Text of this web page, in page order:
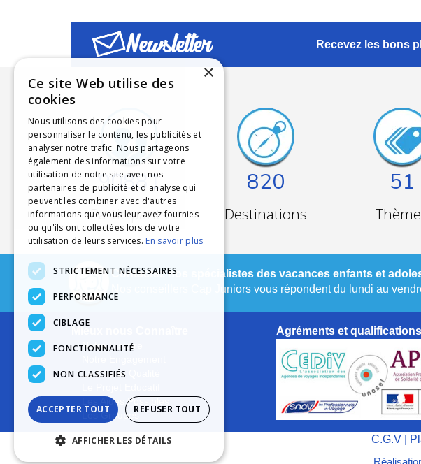
Newsletter Recevez les bons
90881
Participants
820
Destinations
51
Contactez nos spécialistes des vacances enfants et
Nos conseillers Cap Juniors vous répondent du lundi au
Notre Histoire
La Charte Qualité
Les Aides Possibles
Les Groupes
Agréments et qualifications
C.G.V|
×
Ce site Web utilise des
cookies
Nous utilisons des cookies pour
personnaliser le contenu, les publicités et
analyser notre trafic. Nous partageons
également des informations sur votre
utilisation de notre site avec nos
partenaires de publicité et d'analyse qui
peuvent les combiner avec d'autres
informations que vous leur avez fournies
ou qu'ils ont collectées lors de votre
utilisation de leurs services. En savoir plus
STRICTEMENT NÉCESSAIRES
PERFORMANCE
CIBLAGE
FONCTIONNALITÉ
NON CLASSIFIÉS
ACCEPTER TOUT REFUSER TOUT
AFFICHER LES DÉTAILS